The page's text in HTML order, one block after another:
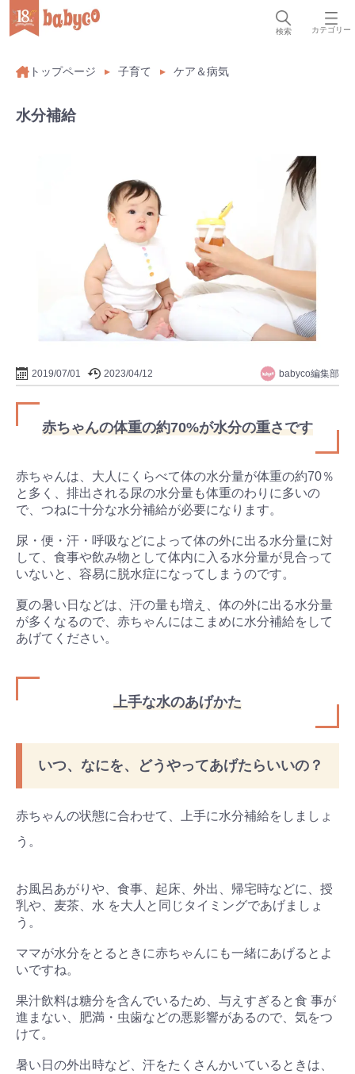
検索 カテゴリー
トップページ 子育て ケア＆病気
水分補給
2019/07/01 2023/04/12 babyco編集部
赤ちゃんの体重の約70%が水分の重さです
赤ちゃんは、大人にくらべて体の水分量が体重の約70％
と多く、排出される尿の水分量も体重のわりに多いの
で、つねに十分な水分補給が必要になります。
尿・便・汗・呼吸などによって体の外に出る水分量に対
して、食事や飲み物として体内に入る水分量が見合って
いないと、容易に脱水症になってしまうのです。
夏の暑い日などは、汗の量も増え、体の外に出る水分量
が多くなるので、赤ちゃんにはこまめに水分補給をして
あげてください。
上手な水のあげかた
いつ、なにを、どうやってあげたらいいの？
赤ちゃんの状態に合わせて、上手に水分補給をしましょ
う。
お風呂あがりや、食事、起床、外出、帰宅時などに、授
乳や、麦茶、水 を大人と同じタイミングであげましょ
う。
ママが水分をとるときに赤ちゃんにも一緒にあげるとよ
いですね。
果汁飲料は糖分を含んでいるため、与えすぎると食 事が
進まない、肥満・虫歯などの悪影響があるので、気をつ
けて。
暑い日の外出時など、汗をたくさんかいているときは、